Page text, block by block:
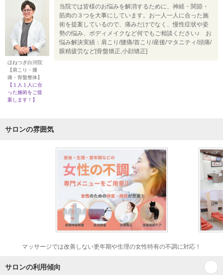
ほねつぎ白河院
【肩こり・腰
痛・骨盤整体】
【１人１人に合
った施術をご提
案します！】
当院では皆様のお悩みを解消するために、神経・関節・
筋肉の３つを大事にしています。お一人一人に合った施
術を提案しているので、痛みだけでなく、慢性症状や姿
勢の悩み、ボディメイクなど何でもご相談ください♪ お
悩み解決実績：肩こり/腰痛/首こり/産後/マタニティ/頭痛/
眼精疲労など[骨盤矯正,小顔矯正]
サロンの雰囲気
マッサージでは改善しない更年期や生理の女性特有の不調に対応！
サロンの利用傾向